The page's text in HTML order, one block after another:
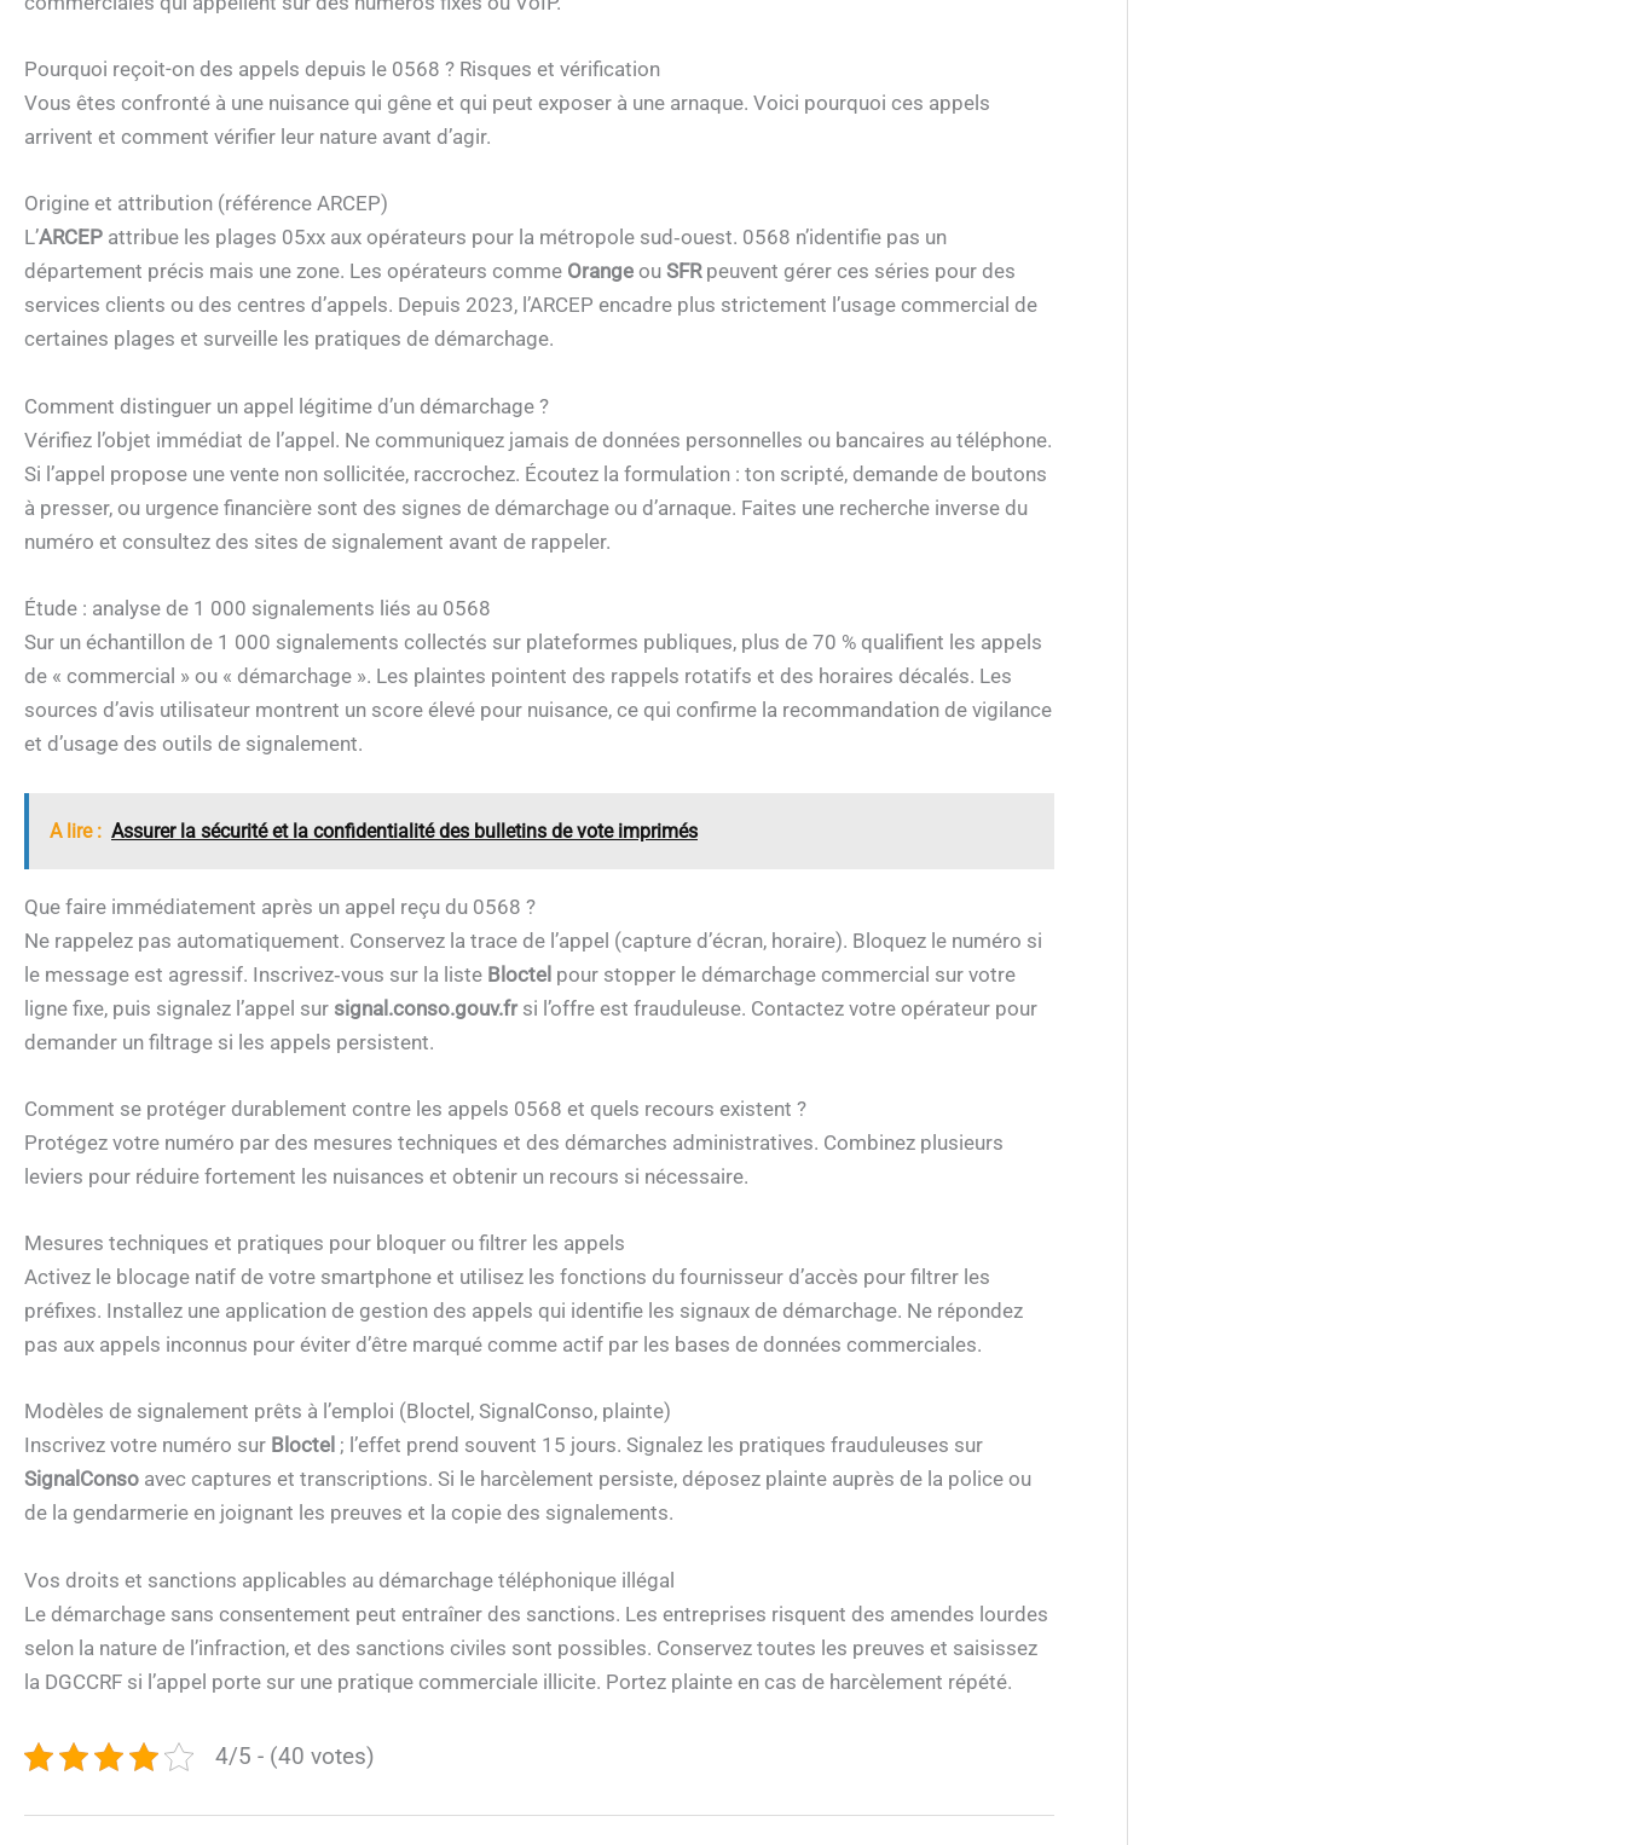
Pourquoi reçoit-on des appels depuis le 0568 ? Risques et vérification
Vous êtes confronté à une nuisance qui gêne et qui peut exposer à une arnaque. Voici pourquoi ces appels
arrivent et comment vérifier leur nature avant d’agir.
Origine et attribution (référence ARCEP)
L’ARCEP attribue les plages 05xx aux opérateurs pour la métropole sud‑ouest. 0568 n’identifie pas un
département précis mais une zone. Les opérateurs comme Orange ou SFRpeuvent gérer ces séries pour des
services clients ou des centres d’appels. Depuis 2023, l’ARCEP encadre plus strictement l’usage commercial de
certaines plages et surveille les pratiques de démarchage.
Comment distinguer un appel légitime d’un démarchage ?
Vérifiez l’objet immédiat de l’appel. Ne communiquez jamais de données personnelles ou bancaires au téléphone.
Si l’appel propose une vente non sollicitée, raccrochez. Écoutez la formulation : ton scripté, demande de boutons
à presser, ou urgence financière sont des signes de démarchage ou d’arnaque. Faites une recherche inverse du
numéro et consultez des sites de signalement avant de rappeler.
Étude : analyse de 1 000 signalements liés au 0568
Sur un échantillon de 1 000 signalements collectés sur plateformes publiques, plus de 70 % qualifient les appels
de « commercial » ou « démarchage ». Les plaintes pointent des rappels rotatifs et des horaires décalés. Les
sources d’avis utilisateur montrent un score élevé pour nuisance, ce qui confirme la recommandation de vigilance
et d’usage des outils de signalement.
A lire : Assurer la sécurité et la confidentialité des bulletins de vote imprimés
Que faire immédiatement après un appel reçu du 0568 ?
Ne rappelez pas automatiquement. Conservez la trace de l’appel (capture d’écran, horaire). Bloquez le numéro si
le message est agressif. Inscrivez‑vous sur la liste Bloctel pour stopper le démarchage commercial sur votre
ligne fixe, puis signalez l’appel sur signal.conso.gouv.frsi l’offre est frauduleuse. Contactez votre opérateur pour
demander un filtrage si les appels persistent.
Comment se protéger durablement contre les appels 0568 et quels recours existent ?
Protégez votre numéro par des mesures techniques et des démarches administratives. Combinez plusieurs
leviers pour réduire fortement les nuisances et obtenir un recours si nécessaire.
Mesures techniques et pratiques pour bloquer ou filtrer les appels
Activez le blocage natif de votre smartphone et utilisez les fonctions du fournisseur d’accès pour filtrer les
préfixes. Installez une application de gestion des appels qui identifie les signaux de démarchage. Ne répondez
pas aux appels inconnus pour éviter d’être marqué comme actif par les bases de données commerciales.
Modèles de signalement prêts à l’emploi (Bloctel, SignalConso, plainte)
Inscrivez votre numéro sur Bloctel ; l’effet prend souvent 15 jours. Signalez les pratiques frauduleuses sur
SignalConso avec captures et transcriptions. Si le harcèlement persiste, déposez plainte auprès de la police ou
de la gendarmerie en joignant les preuves et la copie des signalements.
Vos droits et sanctions applicables au démarchage téléphonique illégal
Le démarchage sans consentement peut entraîner des sanctions. Les entreprises risquent des amendes lourdes
selon la nature de l’infraction, et des sanctions civiles sont possibles. Conservez toutes les preuves et saisissez
la DGCCRF si l’appel porte sur une pratique commerciale illicite. Portez plainte en cas de harcèlement répété.
4/5 - (40 votes)